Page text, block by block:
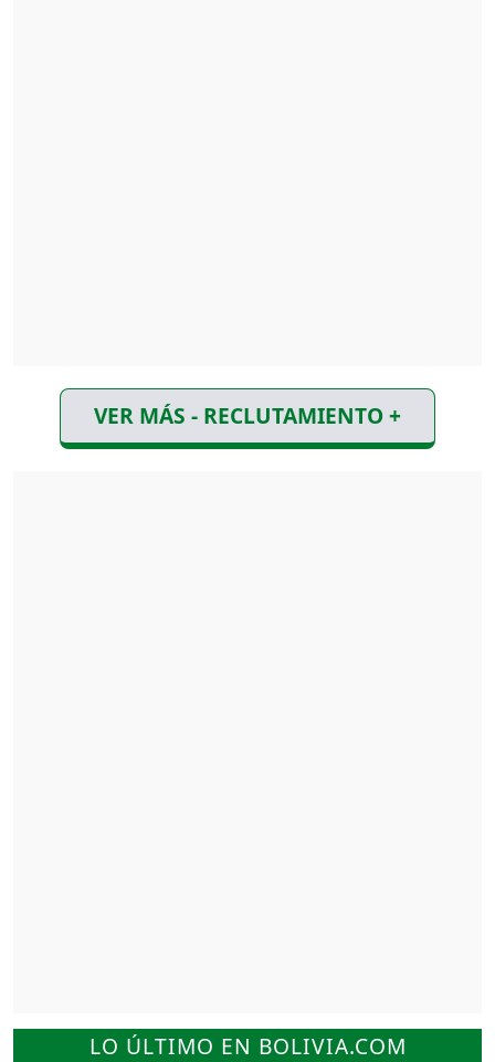
VER MÁS - RECLUTAMIENTO +
LO ÚLTIMO EN BOLIVIA.COM